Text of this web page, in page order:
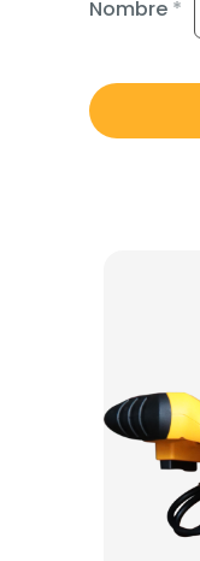
Nombre *